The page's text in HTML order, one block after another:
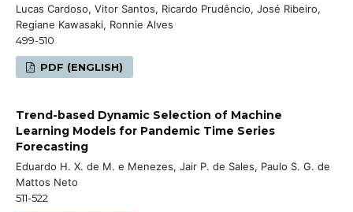
Lucas Cardoso, Vitor Santos, Ricardo Prudêncio, José Ribeiro,
Regiane Kawasaki, Ronnie Alves
499-510
PDF (ENGLISH)
Trend-based Dynamic Selection of Machine
Learning Models for Pandemic Time Series
Forecasting
Eduardo H. X. de M. e Menezes, Jair P. de Sales, Paulo S. G. de
Mattos Neto
511-522